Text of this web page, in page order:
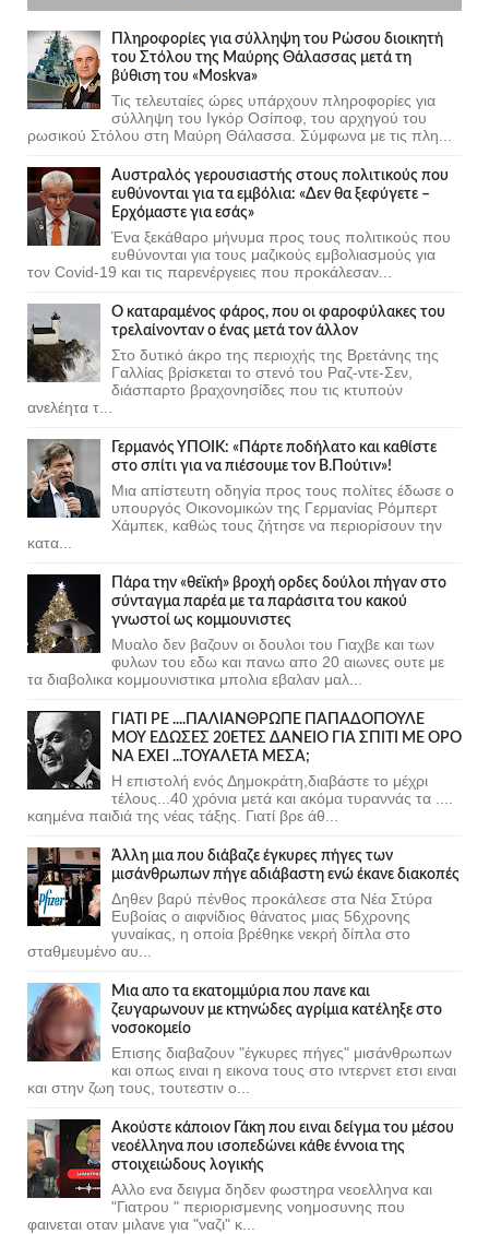
Πληροφορίες για σύλληψη του Ρώσου διοικητή
του Στόλου της Mαύρης Θάλασσας μετά τη
βύθιση του «Moskva»
Τις τελευταίες ώρες υπάρχουν πληροφορίες για
σύλληψη του Ιγκόρ Οσίποφ, του αρχηγού του
ρωσικού Στόλου στη Μαύρη Θάλασσα. Σύμφωνα με τις πλη...
Αυστραλός γερουσιαστής στους πολιτικούς που
ευθύνονται για τα εμβόλια: «Δεν θα ξεφύγετε –
Ερχόμαστε για εσάς»
Ένα ξεκάθαρο μήνυμα προς τους πολιτικούς που
ευθύνονται για τους μαζικούς εμβολιασμούς για
τον Covid-19 και τις παρενέργειες που προκάλεσαν...
Ο καταραμένος φάρος, που οι φαροφύλακες του
τρελαίνονταν ο ένας μετά τον άλλον
Στο δυτικό άκρο της περιοχής της Βρετάνης της
Γαλλίας βρίσκεται το στενό του Ραζ-ντε-Σεν,
διάσπαρτο βραχονησίδες που τις κτυπούν
ανελέητα τ...
Γερμανός ΥΠΟΙΚ: «Πάρτε ποδήλατο και καθίστε
στο σπίτι για να πιέσουμε τον Β.Πούτιν»!
Μια απίστευτη οδηγία προς τους πολίτες έδωσε ο
υπουργός Οικονομικών της Γερμανίας Ρόμπερτ
Χάμπεκ, καθώς τους ζήτησε να περιορίσουν την
κατα...
Πάρα την «θεϊκή» βροχή ορδες δούλοι πήγαν στο
σύνταγμα παρέα με τα παράσιτα του κακού
γνωστοί ως κομμουνιστες
Μυαλο δεν βαζουν οι δουλοι του Γιαχβε και των
φυλων του εδω και πανω απο 20 αιωνες ουτε με
τα διαβολικα κομμουνιστικα μπολια εβαλαν μαλ...
ΓΙΑΤΙ ΡΕ ....ΠΑΛΙΑΝΘΡΩΠΕ ΠΑΠΑΔΟΠΟΥΛΕ
ΜΟΥ ΕΔΩΣΕΣ 20ΕΤΕΣ ΔΑΝΕΙΟ ΓΙΑ ΣΠΙΤΙ ΜΕ ΟΡΟ
ΝΑ ΕΧΕΙ ...ΤΟΥΑΛΕΤΑ ΜΕΣΑ;
Η επιστολή ενός Δημοκράτη,διαβάστε το μέχρι
τέλους...40 χρόνια μετά και ακόμα τυραννάς τα ....
καημένα παιδιά της νέας τάξης. Γιατί βρε άθ...
Άλλη μια που διάβαζε έγκυρες πήγες των
μισάνθρωπων πήγε αδιάβαστη ενώ έκανε διακοπές
Δηθεν βαρύ πένθος προκάλεσε στα Νέα Στύρα
Ευβοίας ο αιφνίδιος θάνατος μιας 56χρονης
γυναίκας, η οποία βρέθηκε νεκρή δίπλα στο
σταθμευμένο αυ...
Μια απο τα εκατομμύρια που πανε και
ζευγαρωνουν με κτηνώδες αγρίμια κατέληξε στο
νοσοκομείο
Επισης διαβαζουν "έγκυρες πήγες" μισάνθρωπων
και οπως ειναι η εικονα τους στο ιντερνετ ετσι ειναι
και στην ζωη τους, τουτεστιν ο...
Ακούστε κάποιον Γάκη που ειναι δείγμα του μέσου
νεοέλληνα που ισοπεδώνει κάθε έννοια της
στοιχειώδους λογικής
Αλλο ενα δειγμα δηδεν φωστηρα νεοελληνα και
"Γιατρου " περιορισμενης νοημοσυνης που
φαινεται οταν μιλανε για "ναζι" κ...